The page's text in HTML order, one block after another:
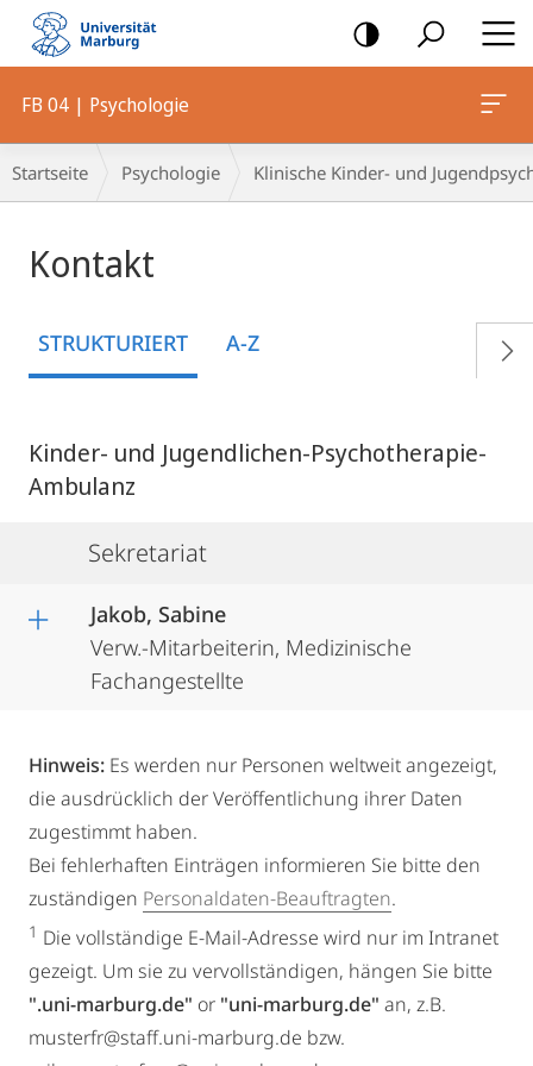
Mobile-
Navigation
FB 04 | Psychologie
Breadcrumb-
Navigation
Startseite Psychologie Klinische Kinder- und
Kontakt
STRUKTURIERT A-Z
Kinder- und Jugendlichen-Psychotherapie-
Ambulanz
Sekretariat
Jakob, Sabine
Verw.-Mitarbeiterin, Medizinische
Fachangestellte
Hinweis: Es werden nur Personen weltweit angezeigt,
die ausdrücklich der Veröffentlichung ihrer Daten
zugestimmt haben.
Bei fehlerhaften Einträgen informieren Sie bitte den
zuständigen Personaldaten-Beauftragten.
1 Die vollständige E-Mail-Adresse wird nur im Intranet
gezeigt. Um sie zu vervollständigen, hängen Sie bitte
".uni-marburg.de" or "uni-marburg.de" an, z.B.
musterfr@staff.uni-marburg.de bzw.